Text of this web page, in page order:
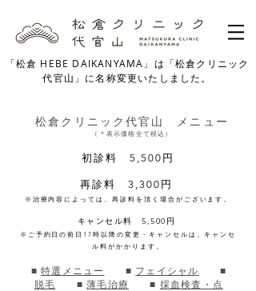
「松倉 HEBE DAIKANYAMA」は「松倉クリニック
代官山」に名称変更いたしました。
松倉クリニック代官山 メニュー
​（＊表示価格全て税込）
​初診料 5,500円
再診料 3,300円
※治療内容によっては、再診料を頂く場合がございます。
キャンセル料 5,500円
※ご予約日の前日17時以降の変更・キャンセルは、キャンセ
ル料がかかります。
■特選メニュー ■ フェイシャル ​ ■
脱毛​ ■薄毛治療 ​ ■ 採血検査・点